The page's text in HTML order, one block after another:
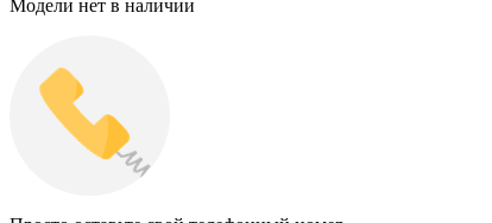
Модели нет в наличии